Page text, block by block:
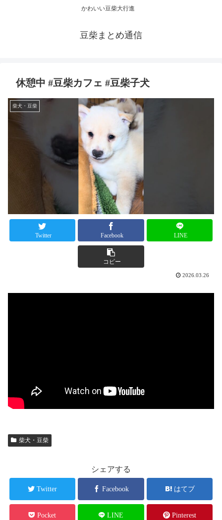
かわいい豆柴大行進
豆柴まとめ通信
休憩中 #豆柴カフェ #豆柴子犬
柴犬・豆柴
Twitter Facebook LINE
コピー
2026.03.26
柴犬・豆柴
シェアする
Twitter Facebook はてブ
Pocket LINE Pinterest